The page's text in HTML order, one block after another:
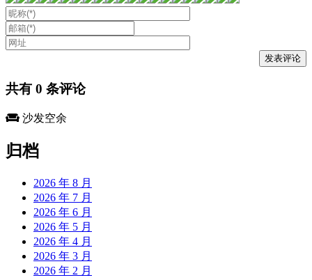
共有 0 条评论
沙发空余
归档
2026 年 8 月
2026 年 7 月
2026 年 6 月
2026 年 5 月
2026 年 4 月
2026 年 3 月
2026 年 2 月